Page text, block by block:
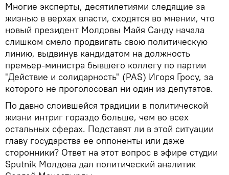
Многие эксперты, десятилетиями следящие за
жизнью в верхах власти, сходятся во мнении, что
новый президент Молдовы Майя Санду начала
слишком смело продвигать свою политическую
линию, выдвинув кандидатом на должность
премьер-министра бывшего коллегу по партии
"Действие и солидарность" (PAS) Игоря Гросу, за
которого не проголосовал ни один из депутатов.
По давно слоившейся традиции в политической
жизни интриг гораздо больше, чем во всех
остальных сферах. Подставят ли в этой ситуации
главу государства ее оппоненты или даже
сторонники? Ответ на этот вопрос в эфире студии
Sputnik Молдова дал политический аналитик